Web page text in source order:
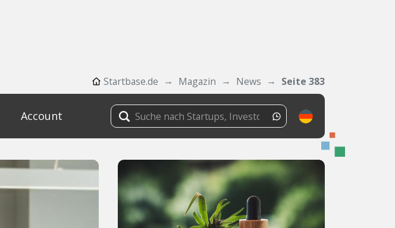
Startbase.de Magazin News Seite 383
Account